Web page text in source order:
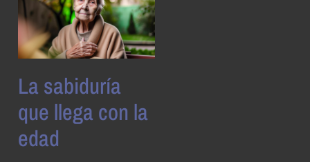
La sabiduría
que llega con la
edad